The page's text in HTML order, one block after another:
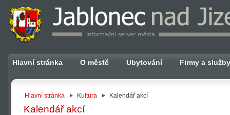
Hlavní stránka O městě Ubytování Firmy a služby
Hlavní stránka Kultura Kalendář akcí
Kalendář akcí